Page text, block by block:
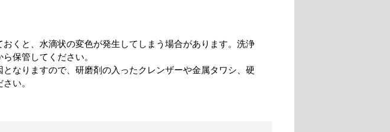
くと、水滴状の変色が発生してしまう場合があります。洗浄
保管してください。
なりますので、研磨剤の入ったクレンザーや金属タワシ、硬
い。